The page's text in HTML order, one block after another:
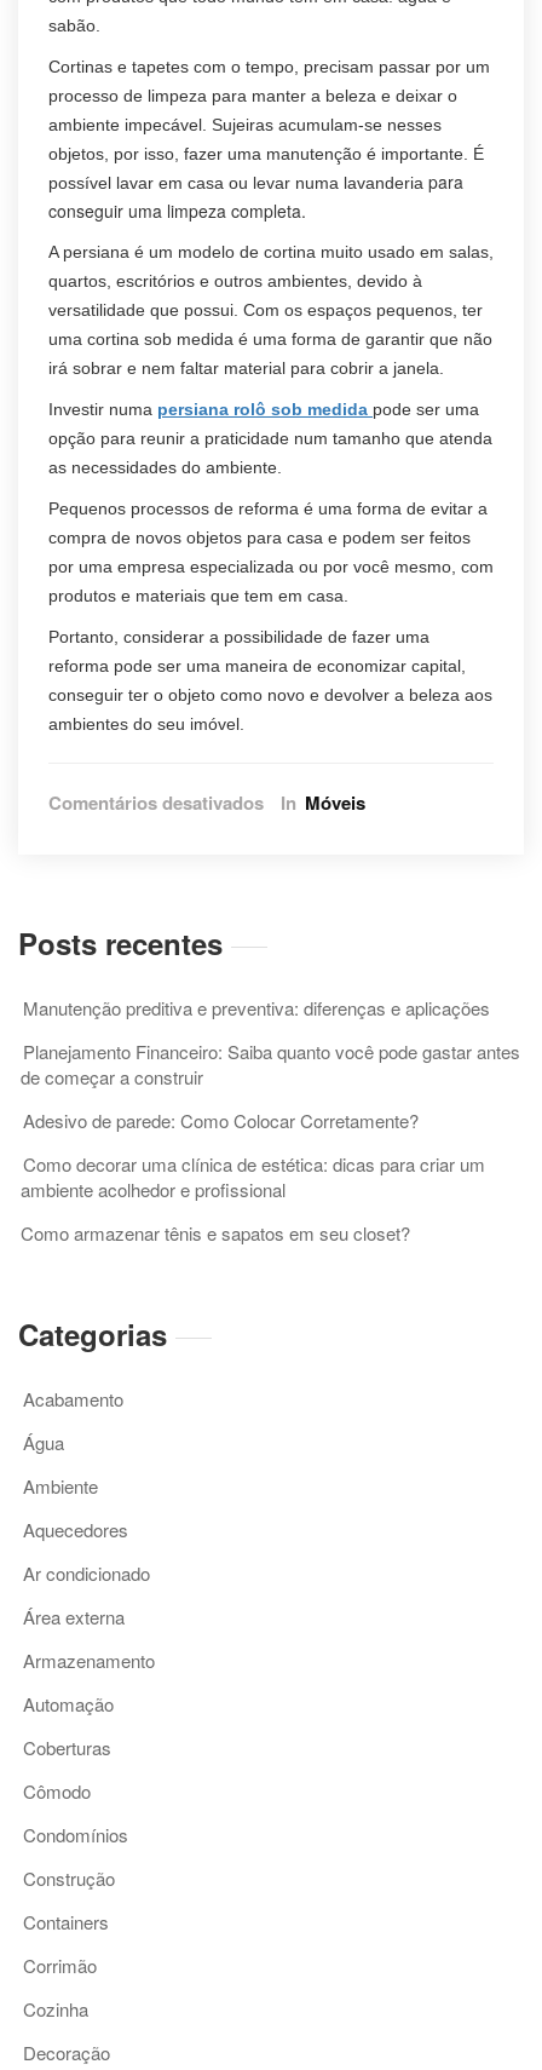
sabão.
Cortinas e tapetes com o tempo, precisam passar por um
processo de limpeza para manter a beleza e deixar o
ambiente impecável. Sujeiras acumulam-se nesses
objetos, por isso, fazer uma manutenção é importante. É
possível lavar em casa ou levar numa lavanderia para
conseguir uma limpeza completa.
A persiana é um modelo de cortina muito usado em salas,
quartos, escritórios e outros ambientes, devido à
versatilidade que possui. Com os espaços pequenos, ter
uma cortina sob medida é uma forma de garantir que não
irá sobrar e nem faltar material para cobrir a janela.
Investir numa persiana rolô sob medida pode ser uma
opção para reunir a praticidade num tamanho que atenda
as necessidades do ambiente.
Pequenos processos de reforma é uma forma de evitar a
compra de novos objetos para casa e podem ser feitos
por uma empresa especializada ou por você mesmo, com
produtos e materiais que tem em casa.
Portanto, considerar a possibilidade de fazer uma
reforma pode ser uma maneira de economizar capital,
conseguir ter o objeto como novo e devolver a beleza aos
ambientes do seu imóvel.
Comentários desativadosem
residenciais
In Móveis
Posts recentes
Manutenção preditiva e preventiva: diferenças e aplicações
Planejamento Financeiro: Saiba quanto você pode gastar antes
de começar a construir
Adesivo de parede: Como Colocar Corretamente?
Como decorar uma clínica de estética: dicas para criar um
ambiente acolhedor e profissional
Como armazenar tênis e sapatos em seu closet?
Categorias
Acabamento
Água
Ambiente
Aquecedores
Ar condicionado
Área externa
Armazenamento
Automação
Coberturas
Cômodo
Condomínios
Construção
Containers
Corrimão
Cozinha
Decoração